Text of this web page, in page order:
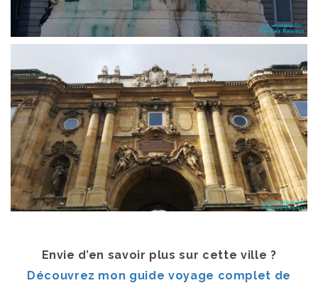
Envie d’en savoir plus sur cette ville ?
Découvrez mon guide voyage complet de